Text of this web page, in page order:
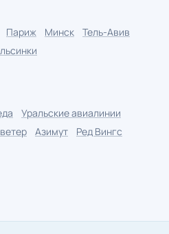
Париж Минск
Тель-Авив
Уральские авиалинии
Азимут
Ред Вингс